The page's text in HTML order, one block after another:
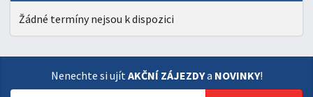
Žádné termíny nejsou k dispozici
Nenechte si ujítAKČNÍ ZÁJEZDYa NOVINKY!